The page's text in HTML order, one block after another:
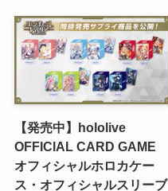
【発売中】hololive
OFFICIAL CARD GAME
オフィシャルホロカケー
ス・オフィシャルスリーブ